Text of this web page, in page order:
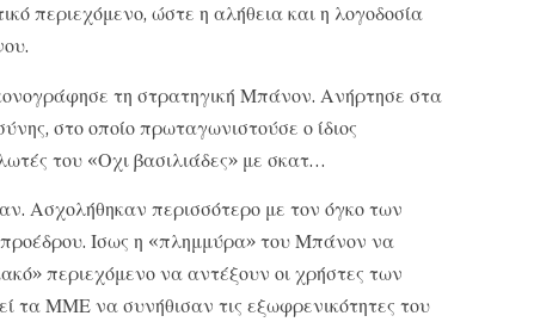
περιεχόμενο, ώστε η αλήθεια και η λογοδοσία
τη στρατηγική Μπάνον. Ανήρτησε στα
στο οποίο πρωταγωνιστούσε ο ίδιος
του «Οχι βασιλιάδες» με σκατ…
Ασχολήθηκαν περισσότερο με τον όγκο των
Ισως η «πλημμύρα» του Μπάνον να
περιεχόμενο να αντέξουν οι χρήστες των
τα ΜΜΕ να συνήθισαν τις εξωφρενικότητες του